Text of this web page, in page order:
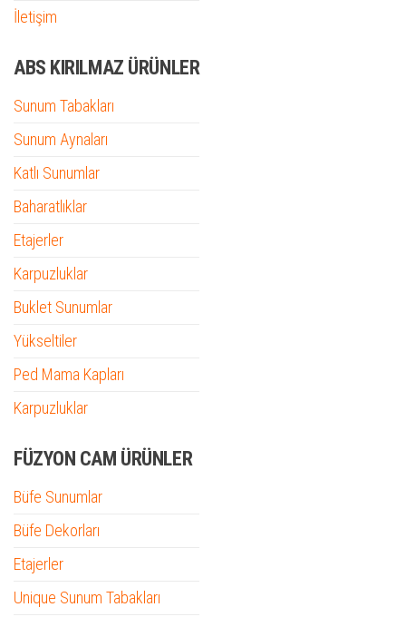
İletişim
ABS KIRILMAZ ÜRÜNLER
Sunum Tabakları
Sunum Aynaları
Katlı Sunumlar
Baharatlıklar
Etajerler
Karpuzluklar
Buklet Sunumlar
Yükseltiler
Ped Mama Kapları
Karpuzluklar
FÜZYON CAM ÜRÜNLER
Büfe Sunumlar
Büfe Dekorları
Etajerler
Unique Sunum Tabakları